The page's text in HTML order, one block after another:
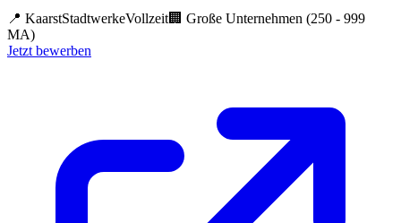
📍 KaarstStadtwerkeVollzeit🏢 Große Unternehmen (250 - 999
MA)
Jetzt bewerben